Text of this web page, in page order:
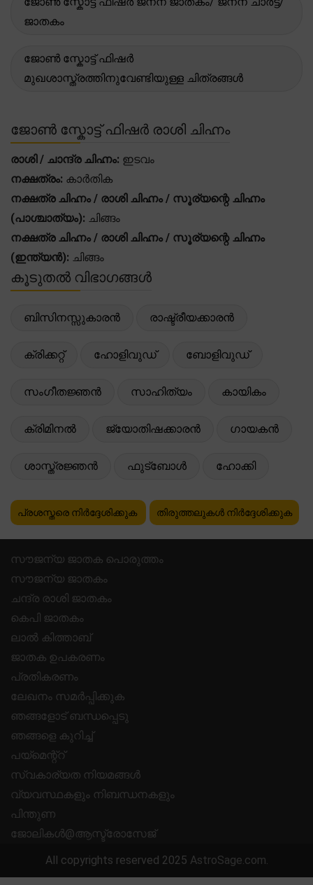
ജാതകം
ജോൺ സ്കോട്ട് ഫിഷർ
മുഖശാസ്ത്രത്തിനുവേണ്ടിയുള്ള ചിത്രങ്ങൾ
ജോൺ സ്കോട്ട് ഫിഷർ രാശി ചിഹ്നം
രാശി / ചാന്ദ്ര ചിഹ്നം: ഇടവം
നക്ഷത്രം: കാർതിക
നക്ഷത്ര ചിഹ്നം / രാശി ചിഹ്നം / സൂര്യന്റെ ചിഹ്നം
(പാശ്ചാത്യം): ചിങ്ങം
നക്ഷത്ര ചിഹ്നം / രാശി ചിഹ്നം / സൂര്യന്റെ ചിഹ്നം
(ഇന്ത്യൻ): ചിങ്ങം
കൂടുതൽ വിഭാഗങ്ങൾ
ബിസിനസ്സുകാരൻ രാഷ്ട്രീയക്കാരൻ
ക്രിക്കറ്റ് ഹോളിവുഡ് ബോളിവുഡ്
സംഗീതജ്ഞൻ സാഹിത്യം കായികം
ക്രിമിനൽ ജ്യോതിഷക്കാരൻ ഗായകൻ
ശാസ്ത്രജ്ഞൻ ഫുട്ബോൾ ഹോക്കി
പ്രശസ്തരെ നിർദ്ദേശിക്കുക തിരുത്തലുകൾ നിർദ്ദേശിക്കുക
സൗജന്യ ജാതക പൊരുത്തം
സൗജന്യ ജാതകം
ചന്ദ്ര രാശി ജാതകം
കെപി ജാതകം
ലാൽ കിത്താബ്
ജാതക ഉപകരണം
പ്രതികരണം
ലേഖനം സമർപ്പിക്കുക
ഞങ്ങളോട് ബന്ധപ്പെടു
ഞങ്ങളെ കുറിച്ച്
പയ്മെന്റ്റ്
സ്വകാര്യത നിയമങ്ങൾ
വ്യവസ്ഥകളും നിബന്ധനകളും
പിന്തുണ
ജോലികൾ@ആസ്ട്രോസേജ്
All copyrights reserved 2025 AstroSage.com.